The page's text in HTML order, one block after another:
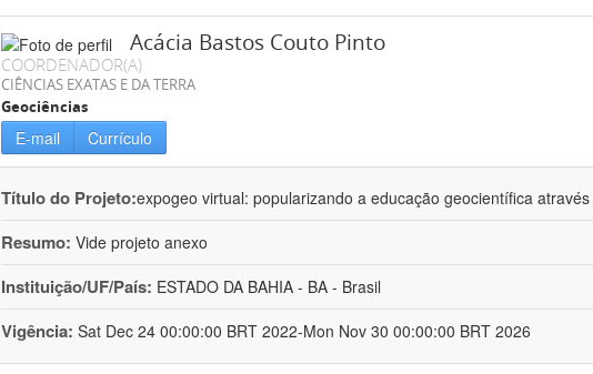
Acácia Bastos Couto Pinto
COORDENADOR(A)
CIÊNCIAS EXATAS E DA TERRA
Geociências
E-mail Currículo
Título do Projeto:expogeo virtual: popularizando a educação geocientífica
Resumo: Vide projeto anexo
Instituição/UF/País: ESTADO DA BAHIA - BA - Brasil
Vigência: Sat Dec 24 00:00:00 BRT 2022-Mon Nov 30 00:00:00 BRT 2026